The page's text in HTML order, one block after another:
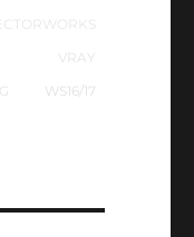
VRAY
WS16/17